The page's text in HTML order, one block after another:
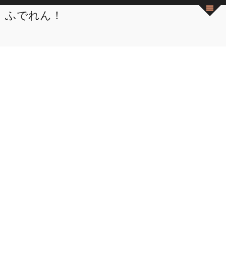
ふでれん！